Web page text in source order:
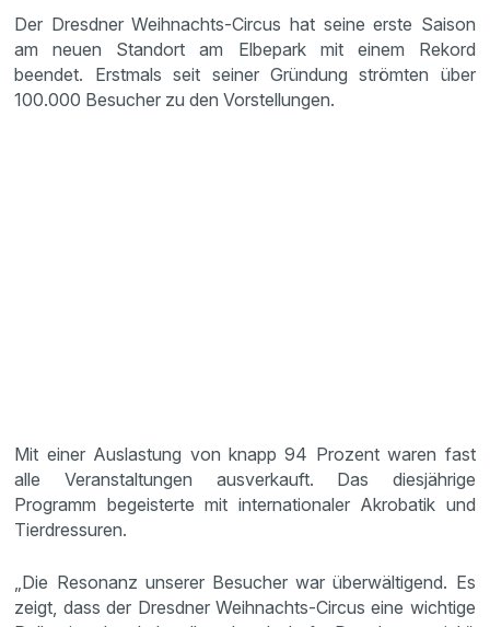
Der Dresdner Weihnachts-Circus hat seine erste Saison
am neuen Standort am Elbepark mit einem Rekord
beendet. Erstmals seit seiner Gründung strömten über
100.000 Besucher zu den Vorstellungen.
Mit einer Auslastung von knapp 94 Prozent waren fast
alle Veranstaltungen ausverkauft. Das diesjährige
Programm begeisterte mit internationaler Akrobatik und
Tierdressuren.
„Die Resonanz unserer Besucher war überwältigend. Es
zeigt, dass der Dresdner Weihnachts-Circus eine wichtige